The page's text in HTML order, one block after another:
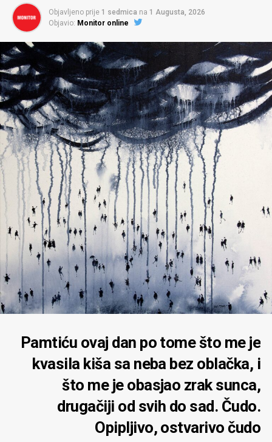
Objavljeno prije 1 sedmica na 1 Augusta, 2026
Objavio: Monitor online
Pamtiću ovaj dan po tome što me je
kvasila kiša sa neba bez oblačka, i
što me je obasjao zrak sunca,
drugačiji od svih do sad. Čudo.
Opipljivo, ostvarivo čudo